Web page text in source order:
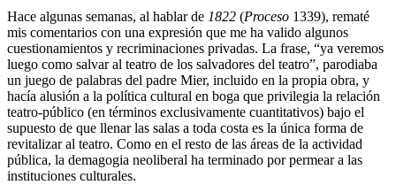
Hace algunas semanas, al hablar de 1822 (Proceso 1339), rematé
mis comentarios con una expresión que me ha valido algunos
cuestionamientos y recriminaciones privadas. La frase, “ya veremos
luego como salvar al teatro de los salvadores del teatro”, parodiaba
un juego de palabras del padre Mier, incluido en la propia obra, y
hacía alusión a la política cultural en boga que privilegia la relación
teatro-público (en términos exclusivamente cuantitativos) bajo el
supuesto de que llenar las salas a toda costa es la única forma de
revitalizar al teatro. Como en el resto de las áreas de la actividad
pública, la demagogia neoliberal ha terminado por permear a las
instituciones culturales.